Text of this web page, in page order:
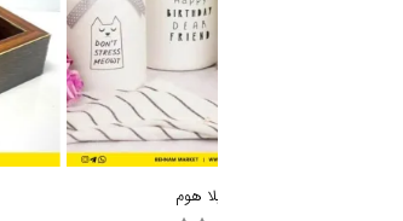
گلدان ایلا هوم